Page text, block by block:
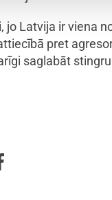
Latvija ir viena
pret
saglabāt